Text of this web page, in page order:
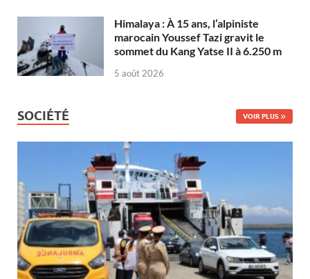
Himalaya : À 15 ans, l’alpiniste
marocain Youssef Tazi gravit le
sommet du Kang Yatse II à 6.250 m
5 août 2026
SOCIÉTÉ VOIR PLUS